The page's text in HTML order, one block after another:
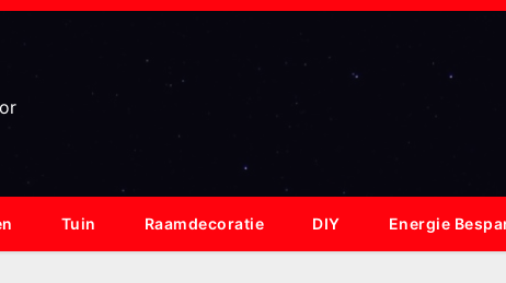
Tuin Raamdecoratie DIY Energie